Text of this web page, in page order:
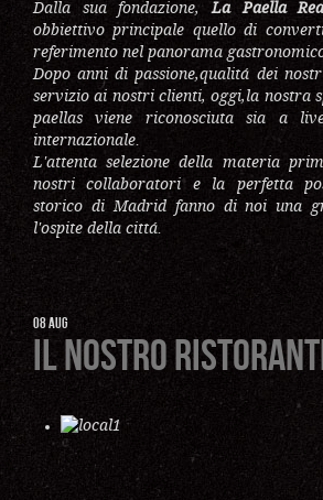
Dalla sua fondazione,La Paella
obbiettivo principale quello di
referimento nel panorama
Dopo anni di passione,qualitá dei
servizio ai nostri clienti, oggi,la nostra
paellas viene riconosciuta sia a
internazionale.
L'attenta selezione della materia
nostri collaboratori e la perfetta
storico di Madrid fanno di noi una
l'ospite della cittá.
08AUG
Il nostro